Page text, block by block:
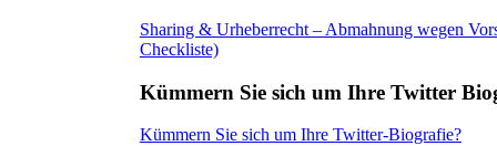
Sharing & Urheberrecht – Abmahnung wegen
Checkliste)
Kümmern Sie sich um Ihre Twitter
Kümmern Sie sich um Ihre Twitter-Biografie?